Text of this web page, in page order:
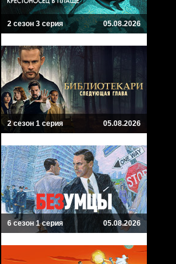
2 сезон 3 серия 05.08.2026
2 сезон 1 серия 05.08.2026
6 сезон 1 серия 05.08.2026